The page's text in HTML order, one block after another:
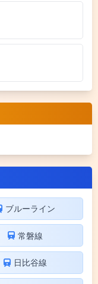
ブルーライン
常磐線
日比谷線